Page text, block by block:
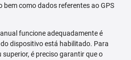
bem como dados referentes ao GPS
funcione adequadamente é
dispositivo está habilitado. Para
é preciso garantir que o